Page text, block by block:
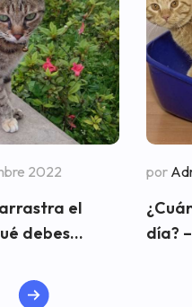
2022
el
debes...
por
día?